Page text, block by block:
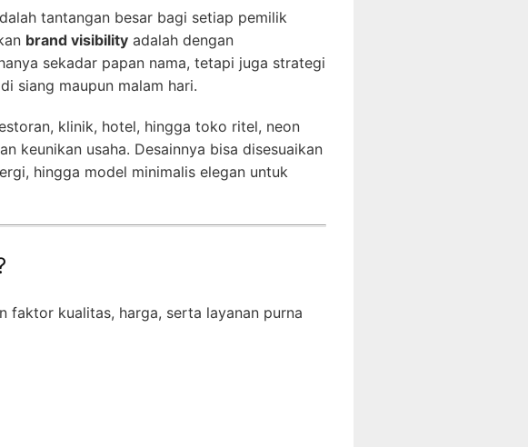
tantangan besar bagi setiap pemilik
brand visibility adalah dengan
sekadar papan nama, tetapi juga strategi
siang maupun malam hari.
klinik, hotel, hingga toko ritel, neon
keunikan usaha. Desainnya bisa disesuaikan
hingga model minimalis elegan untuk
faktor kualitas, harga, serta layanan purna